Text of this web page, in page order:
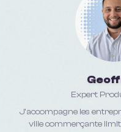
Expert
J'accompagne les
ville commerçante